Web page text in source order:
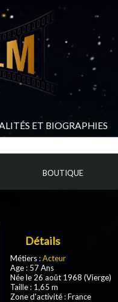
ET BIOGRAPHIES
BOUTIQUE
Détails
Métiers :Acteur
Age : 57 Ans
Née le 26 août 1968 (Vierge)
Taille : 1,65 m
Zone d'activité : France